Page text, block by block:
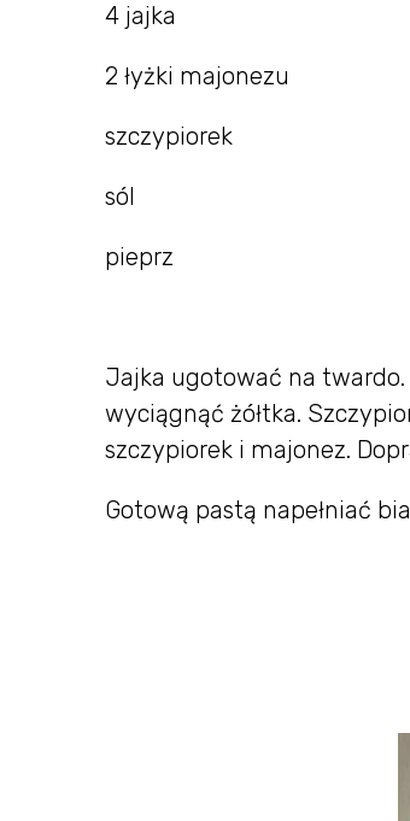
4 jajka
2 łyżki majonezu
szczypiorek
sól
pieprz
Jajka ugotować na twardo.
wyciągnąć żółtka.
szczypiorek i majonez.
Gotową pastą napełniać